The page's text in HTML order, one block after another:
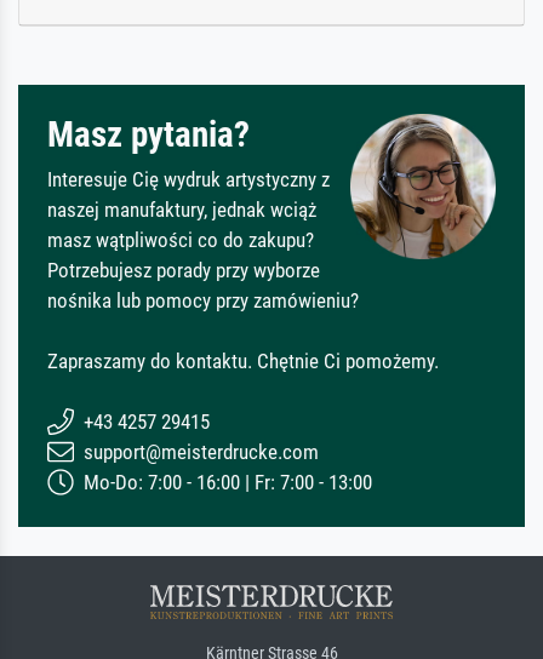
Masz pytania?
Interesuje Cię wydruk artystyczny z
naszej manufaktury, jednak wciąż
masz wątpliwości co do zakupu?
Potrzebujesz porady przy wyborze
nośnika lub pomocy przy zamówieniu?
Zapraszamy do kontaktu. Chętnie Ci pomożemy.
+43 4257 29415
support@meisterdrucke.com
Mo-Do: 7:00 - 16:00 | Fr: 7:00 - 13:00
Kärntner Strasse 46